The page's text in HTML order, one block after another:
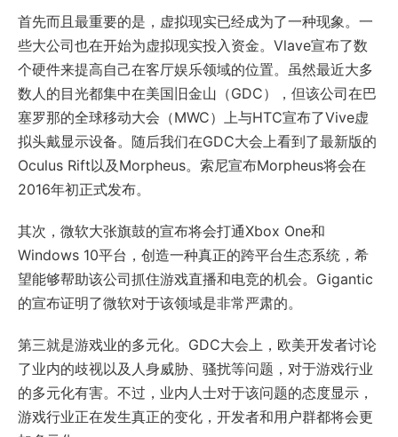
首先而且最重要的是，虚拟现实已经成为了一种现象。一
些大公司也在开始为虚拟现实投入资金。Vlave宣布了数
个硬件来提高自己在客厅娱乐领域的位置。虽然最近大多
数人的目光都集中在美国旧金山（GDC），但该公司在巴
塞罗那的全球移动大会（MWC）上与HTC宣布了Vive虚
拟头戴显示设备。随后我们在GDC大会上看到了最新版的
Oculus Rift以及Morpheus。索尼宣布Morpheus将会在
2016年初正式发布。
其次，微软大张旗鼓的宣布将会打通Xbox One和
Windows 10平台，创造一种真正的跨平台生态系统，希
望能够帮助该公司抓住游戏直播和电竞的机会。Gigantic
的宣布证明了微软对于该领域是非常严肃的。
第三就是游戏业的多元化。GDC大会上，欧美开发者讨论
了业内的歧视以及人身威胁、骚扰等问题，对于游戏行业
的多元化有害。不过，业内人士对于该问题的态度显示，
游戏行业正在发生真正的变化，开发者和用户群都将会更